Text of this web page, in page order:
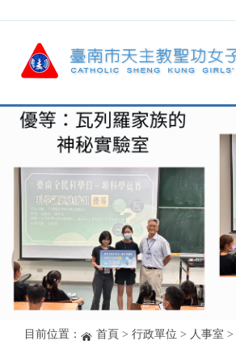
目前位置： 首頁 > 行政單位 > 人事室 >